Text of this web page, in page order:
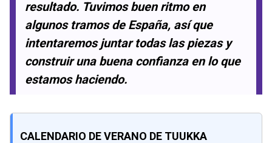
resultado. Tuvimos buen ritmo en
algunos tramos de España, así que
intentaremos juntar todas las piezas y
construir una buena confianza en lo que
estamos haciendo.
CALENDARIO DE VERANO DE TUUKKA